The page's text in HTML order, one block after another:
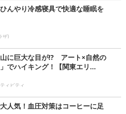
ひんやり冷感寝具で快適な睡眠を
ザ)
に巨大な目が!? アート×自然の
」でハイキング！【関東エリ...
ィビティ
人気！血圧対策はコーヒーに足